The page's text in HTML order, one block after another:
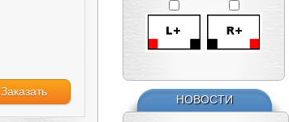
НОВОСТИ
Заказать